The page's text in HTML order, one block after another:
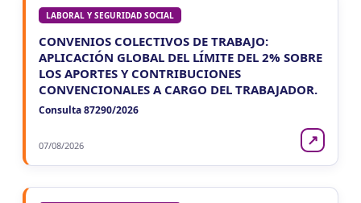
LABORAL Y SEGURIDAD SOCIAL
CONVENIOS COLECTIVOS DE TRABAJO:
APLICACIÓN GLOBAL DEL LÍMITE DEL 2% SOBRE
LOS APORTES Y CONTRIBUCIONES
CONVENCIONALES A CARGO DEL TRABAJADOR.
Consulta 87290/2026
07/08/2026 ↗